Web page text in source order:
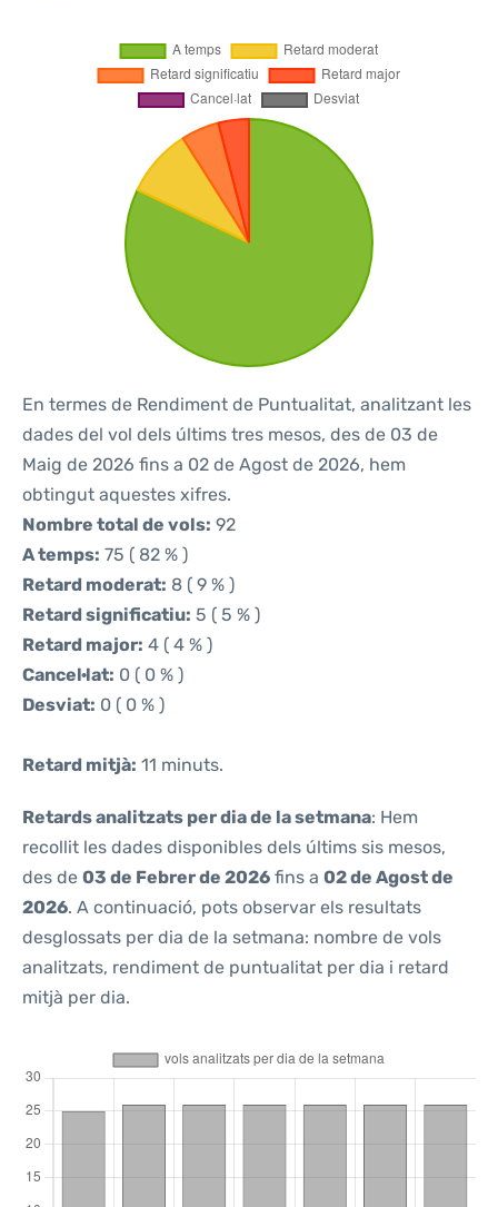
En termes de Rendiment de Puntualitat, analitzant les
dades del vol dels últims tres mesos, des de 03 de
Maig de 2026 fins a 02 de Agost de 2026, hem
obtingut aquestes xifres.
Nombre total de vols: 92
A temps: 75 ( 82 % )
Retard moderat: 8 ( 9 % )
Retard significatiu: 5 ( 5 % )
Retard major: 4 ( 4 % )
Cancel·lat: 0 ( 0 % )
Desviat: 0 ( 0 % )
Retard mitjà: 11 minuts.
Retards analitzats per dia de la setmana: Hem
recollit les dades disponibles dels últims sis mesos,
des de 03 de Febrer de 2026 fins a 02 de Agost de
2026. A continuació, pots observar els resultats
desglossats per dia de la setmana: nombre de vols
analitzats, rendiment de puntualitat per dia i retard
mitjà per dia.